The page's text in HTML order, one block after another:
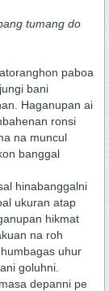
tumang do
paboa
bani
Haganupan ai
ronsi
na muncul
banggal
hinabanggalni
ukuran atap
hikmat
na roh
uhur
goluhni.
depanni pe